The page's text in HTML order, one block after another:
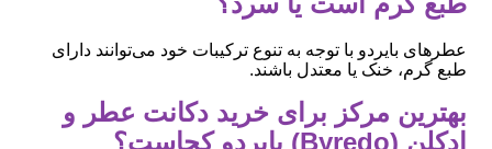
عطرهای بایردو با توجه به تنوع ترکیبات خود می‌توانند دارای
طبع گرم، خنک یا معتدل باشند.
بهترین مرکز برای خرید دکانت عطر و
ادکلن (Byredo) بایردو کجاست؟